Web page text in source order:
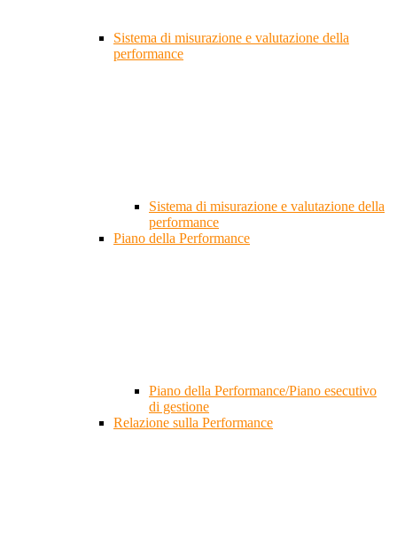
Sistema di misurazione e valutazione della
performance
Sistema di misurazione e valutazione della
performance
Piano della Performance
Piano della Performance/Piano esecutivo
di gestione
Relazione sulla Performance